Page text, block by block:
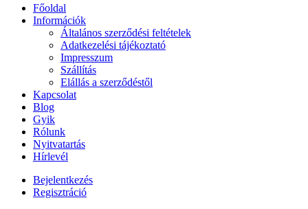
Főoldal
Információk
Általános szerződési feltételek
Adatkezelési tájékoztató
Impresszum
Szállítás
Elállás a szerződéstől
Kapcsolat
Blog
Gyik
Rólunk
Nyitvatartás
Hírlevél
Bejelentkezés
Regisztráció